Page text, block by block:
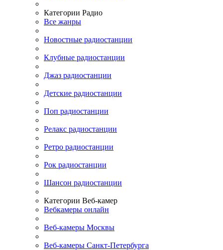
Категории Радио
Все жанры
Новостные радиостанции
Клубные радиостанции
Джаз радиостанции
Детские радиостанции
Поп радиостанции
Релакс радиостанции
Ретро радиостанции
Рок радиостанции
Шансон радиостанции
Категории Веб-камер
Вебкамеры онлайн
Веб-камеры Москвы
Веб-камеры Санкт-Петербурга